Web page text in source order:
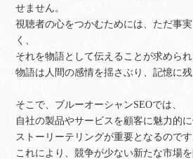
せません。
視聴者の心をつかむためには、ただ事
く、
それを物語として伝えることが求められ
物語は人間の感情を揺さぶり、記憶に残
そこで、ブルーオーシャンSEOでは、
自社の製品やサービスを顧客に魅力的
ストーリーテリングが重要となるのです
これにより、競争が少ない新たな市場を